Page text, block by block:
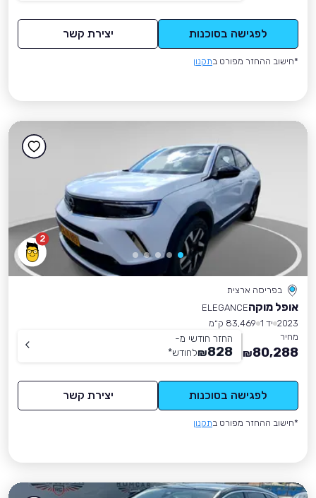
לפגישה בסוכנות יצירת קשר
*חישוב ההחזר מפורט בתקנון
2
בפריסה ארצית
אופל מוקהELEGANCE
2023 יד 1
83,469 ק״מ
מחיר
80,288
₪
החזר חודשי מ-
828
₪לחודש*
לפגישה בסוכנות יצירת קשר
*חישוב ההחזר מפורט בתקנון